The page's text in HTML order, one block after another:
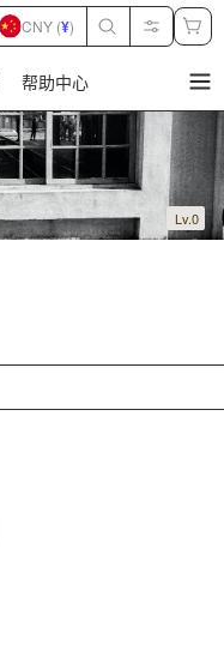
帮助中心
CNY (¥)
Lv.0